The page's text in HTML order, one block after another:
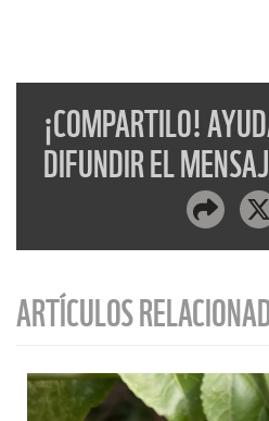
¡COMPARTILO!
DIFUNDIR EL
ARTÍCULOS